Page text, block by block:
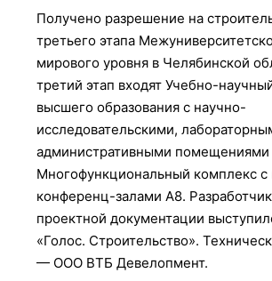
Получено разрешение на
третьего этапа
мирового уровня в Челябинской
третий этап входят Учебно-
высшего образования с научно-
исследовательскими,
административными помещениями
Многофункциональный комплекс
конференц-залами А8.
проектной документации
«Голос. Строительство».
— ООО ВТБ Девелопмент.